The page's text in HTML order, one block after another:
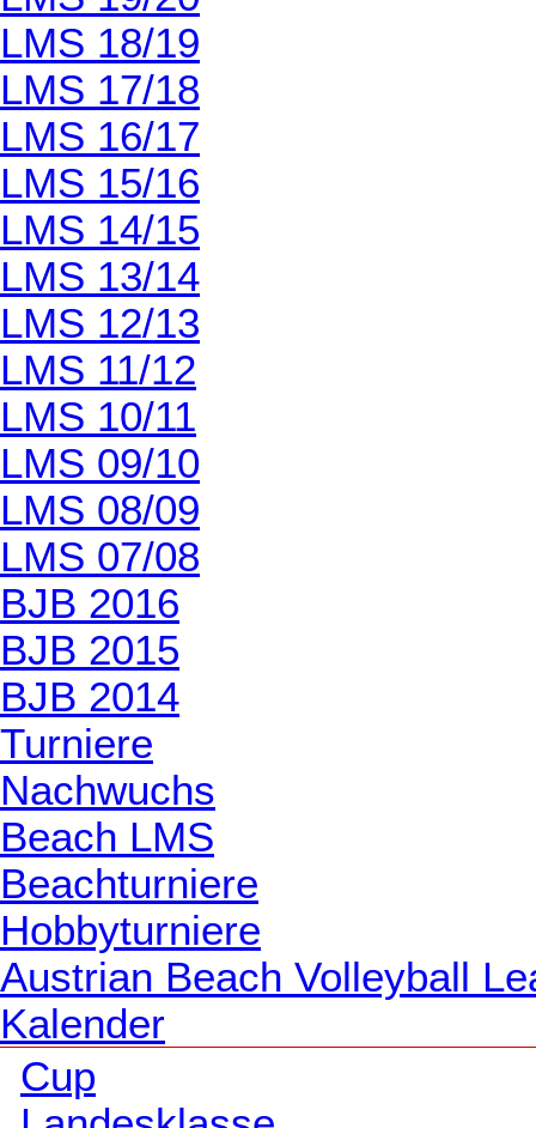
LMS 18/19
LMS 17/18
LMS 16/17
LMS 15/16
LMS 14/15
LMS 13/14
LMS 12/13
LMS 11/12
LMS 10/11
LMS 09/10
LMS 08/09
LMS 07/08
BJB 2016
BJB 2015
BJB 2014
Turniere
Nachwuchs
Beach LMS
Beachturniere
Hobbyturniere
Austrian Beach Volleyball
Kalender
Cup